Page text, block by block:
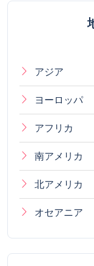
アジア
ヨーロッパ
アフリカ
南アメリカ
北アメリカ
オセアニア